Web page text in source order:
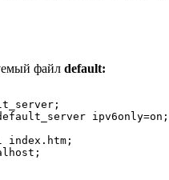
файл default: